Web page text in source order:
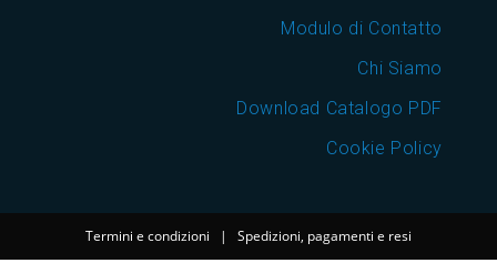
Modulo di Contatto
Chi Siamo
Download Catalogo PDF
Cookie Policy
Termini e condizioni | Spedizioni, pagamenti e resi